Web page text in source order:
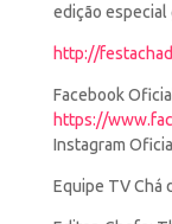
edição especial
http://
Facebook
https://
Instagram
Equipe TV Chá